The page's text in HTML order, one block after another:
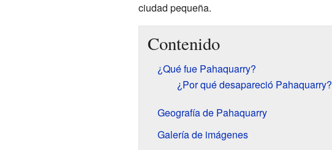
ciudad pequeña.
Contenido
¿Qué fue Pahaquarry?
¿Por qué desapareció Pahaquarry?
Geografía de Pahaquarry
Galería de imágenes